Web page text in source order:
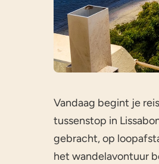
Vandaag begint je
tussenstop in
gebracht, op
het wandelavontuur